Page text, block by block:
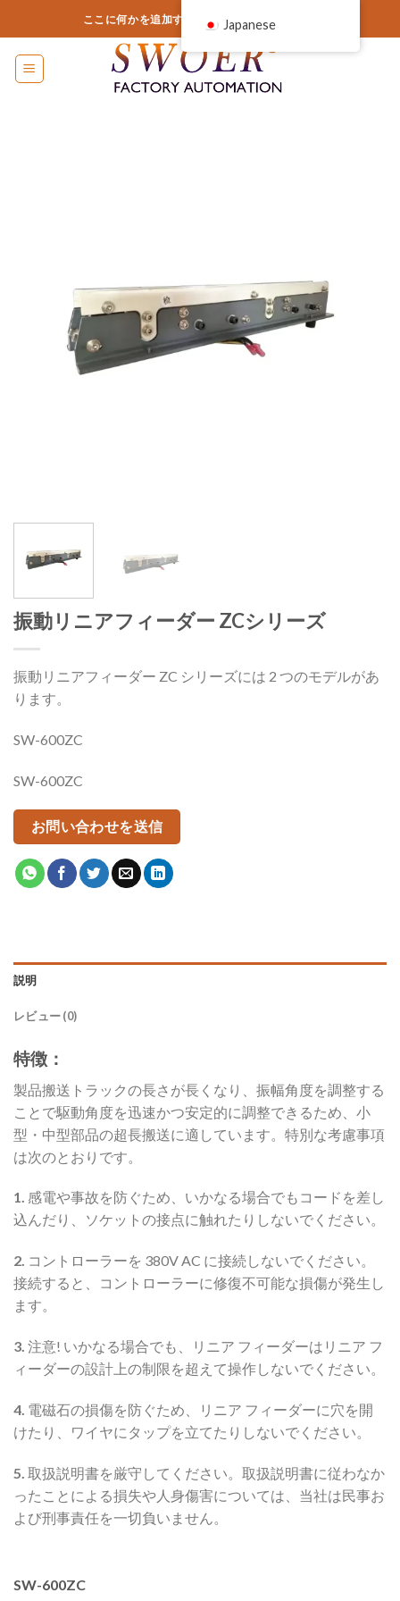
ここに何かを追加するか、削除するだけです...
振動リニアフィーダー ZCシリーズ
振動リニアフィーダー ZC シリーズには 2 つのモデルがあ
ります。
SW-600ZC
SW-600ZC
お問い合わせを送信
説明
レビュー (0)
特徴：
製品搬送トラックの長さが長くなり、振幅角度を調整する
ことで駆動角度を迅速かつ安定的に調整できるため、小
型・中型部品の超長搬送に適しています。特別な考慮事項
は次のとおりです。
1. 感電や事故を防ぐため、いかなる場合でもコードを差し
込んだり、ソケットの接点に触れたりしないでください。
2. コントローラーを 380V AC に接続しないでください。
接続すると、コントローラーに修復不可能な損傷が発生し
ます。
3. 注意! いかなる場合でも、リニア フィーダーはリニア フ
ィーダーの設計上の制限を超えて操作しないでください。
4. 電磁石の損傷を防ぐため、リニア フィーダーに穴を開
けたり、ワイヤにタップを立てたりしないでください。
5. 取扱説明書を厳守してください。取扱説明書に従わなか
ったことによる損失や人身傷害については、当社は民事お
よび刑事責任を一切負いません。
SW-600ZC
Japanese